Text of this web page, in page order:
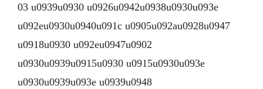
03 u0939u0930 u0926u0942u0938u0930u093e
u092eu0930u0940u091c u0905u092au0928u0947
u0918u0930 u092eu0947u0902
u0930u0939u0915u0930 u0915u0930u093e
u0930u0939u093e u0939u0948